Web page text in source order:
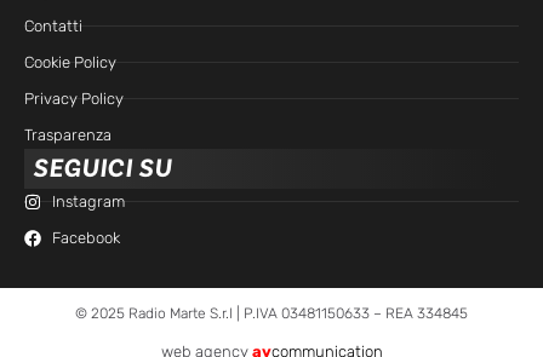
Contatti
Cookie Policy
Privacy Policy
Trasparenza
SEGUICI SU
Instagram
Facebook
© 2025 Radio Marte S.r.l | P.IVA 03481150633 – REA 334845
web agency avcommunication